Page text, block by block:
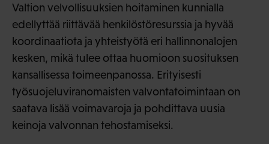
Valtion velvollisuuksien hoitaminen kunnialla
edellyttää riittävää henkilöstöresurssia ja hyvää
koordinaatiota ja yhteistyötä eri hallinnonalojen
kesken, mikä tulee ottaa huomioon suosituksen
kansallisessa toimeenpanossa. Erityisesti
työsuojeluviranomaisten valvontatoimintaan on
saatava lisää voimavaroja ja pohdittava uusia
keinoja valvonnan tehostamiseksi.